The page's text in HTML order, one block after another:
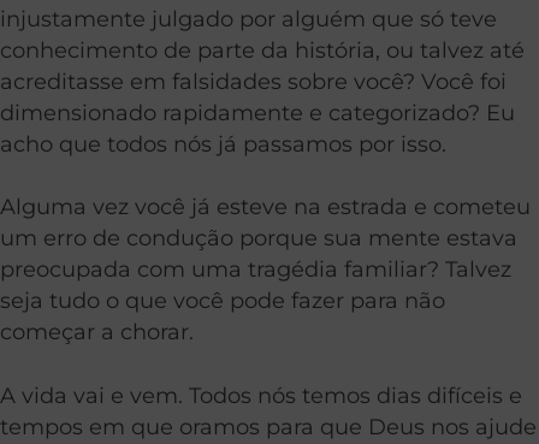
injustamente julgado por alguém que só teve
conhecimento de parte da história, ou talvez até
acreditasse em falsidades sobre você? Você foi
dimensionado rapidamente e categorizado? Eu
acho que todos nós já passamos por isso.
Alguma vez você já esteve na estrada e cometeu
um erro de condução porque sua mente estava
preocupada com uma tragédia familiar? Talvez
seja tudo o que você pode fazer para não
começar a chorar.
A vida vai e vem. Todos nós temos dias difíceis e
tempos em que oramos para que Deus nos ajude